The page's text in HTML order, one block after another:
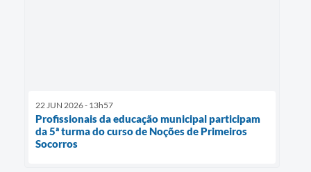
22 JUN 2026 - 13h57
Profissionais da educação municipal participam
da 5ª turma do curso de Noções de Primeiros
Socorros